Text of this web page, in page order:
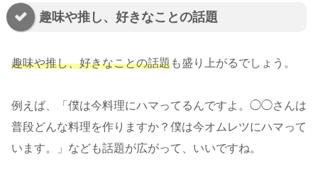
趣味や推し、好きなことの話題
趣味や推し、好きなことの話題も盛り上がるでしょう。
例えば、「僕は今料理にハマってるんですよ。◯◯さんは
普段どんな料理を作りますか？僕は今オムレツにハマって
います。」なども話題が広がって、いいですね。